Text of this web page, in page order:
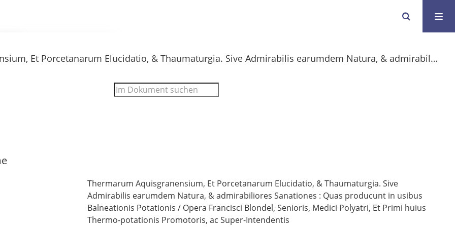
und Sucheinstellungen.
Thermarum Aquisgranensium, Et Porcetanarum Elucidatio, & Thaumaturgia. Sive Admirabilis earumdem Natura, & admirabiliores Sanationes
Thermarum Aquisgranensium, Et Porcetanarum Elucidatio, & Thaumaturgia. Sive
Admirabilis earumdem Natura, & admirabiliores Sanationes : Quas producunt in usibus
Balneationis Potationis / Opera Francisci Blondel, Senioris, Medici Polyatri, Et Primi huius
Thermo-potationis Promotoris, ac Super-Intendentis